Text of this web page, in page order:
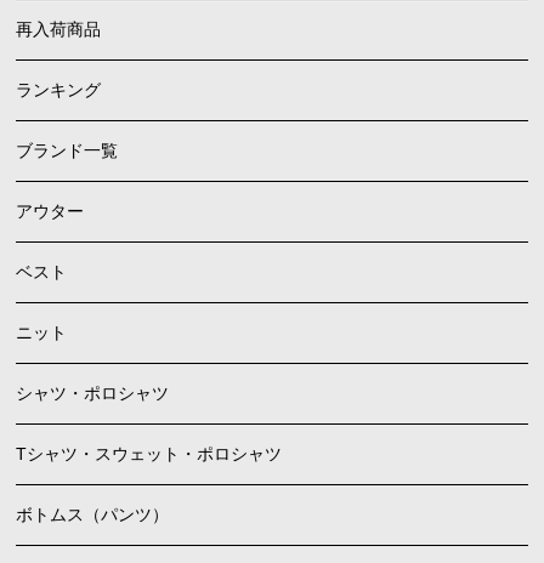
再入荷商品
ランキング
ブランド一覧
アウター
ベスト
ニット
シャツ・ポロシャツ
Tシャツ・スウェット・ポロシャツ
ボトムス（パンツ）